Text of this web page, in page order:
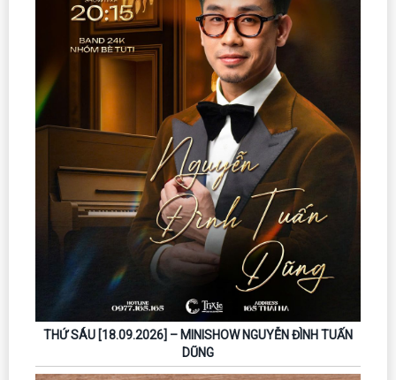
THỨ SÁU [18.09.2026] – MINISHOW NGUYỄN ĐÌNH TUẤN
DŨNG